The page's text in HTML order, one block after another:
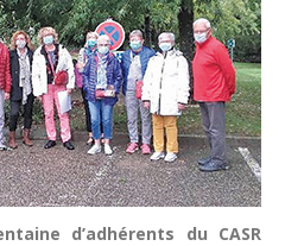
d’adhérents du CASR